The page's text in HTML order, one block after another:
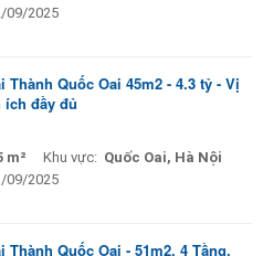
09/2025
Thành Quốc Oai 45m2 - 4.3 tỷ - Vị
đầy đủ
m² Khu vực: Quốc Oai, Hà Nội
09/2025
Thành Quốc Oai - 51m2, 4 Tầng,